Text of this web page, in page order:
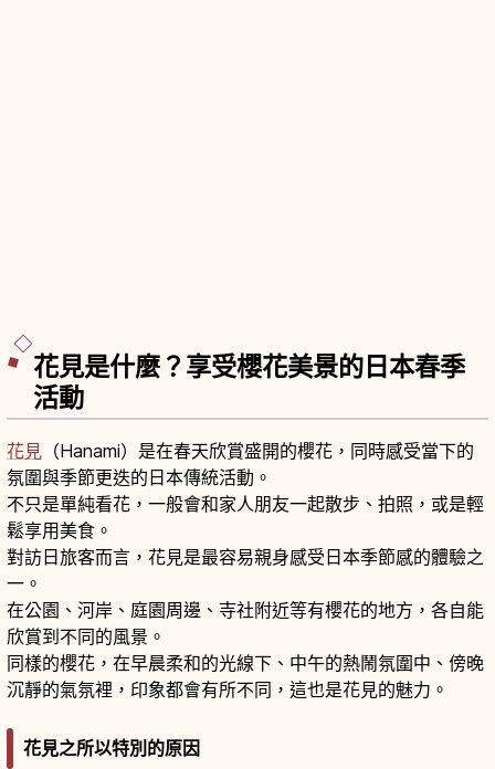
花見是什麼？享受櫻花美景的日本春季
活動
花見 （Hanami）是在春天欣賞盛開的櫻花，同時感受當下的
氛圍與季節更迭的日本傳統活動。
不只是單純看花，一般會和家人朋友一起散步、拍照，或是輕
鬆享用美食。
對訪日旅客而言，花見是最容易親身感受日本季節感的體驗之
一。
在公園、河岸、庭園周邊、寺社附近等有櫻花的地方，各自能
欣賞到不同的風景。
同樣的櫻花，在早晨柔和的光線下、中午的熱鬧氛圍中、傍晚
沉靜的氣氛裡，印象都會有所不同，這也是花見的魅力。
花見之所以特別的原因